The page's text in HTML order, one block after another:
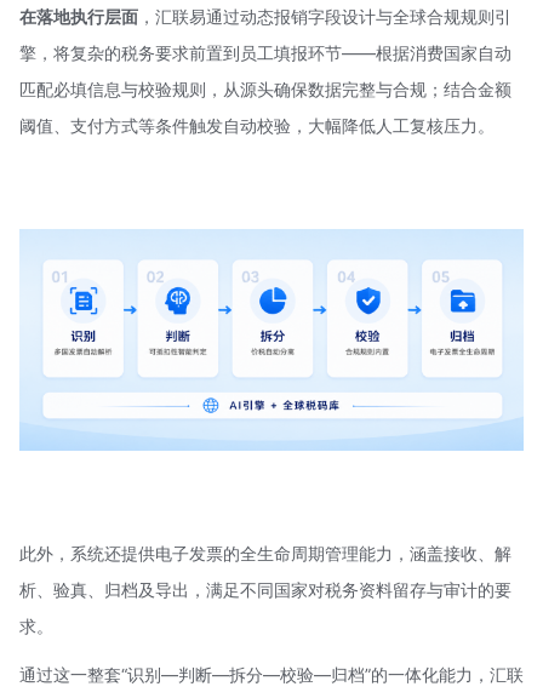
在落地执行层面 ，汇联易通过动态报销字段设计与全球合规规则引
擎，将复杂的税务要求前置到员工填报环节——根据消费国家自动
匹配必填信息与校验规则，从源头确保数据完整与合规；结合金额
阈值、支付方式等条件触发自动校验，大幅降低人工复核压力。
此外，系统还提供电子发票的全生命周期管理能力，涵盖接收、解
析、验真、归档及导出，满足不同国家对税务资料留存与审计的要
求。
通过这一整套“识别—判断—拆分—校验—归档”的一体化能力，汇联